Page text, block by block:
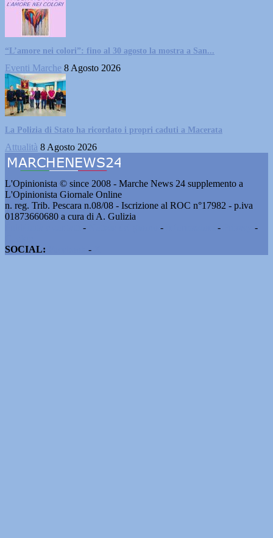
“L’amore nei colori”: fino al 30 agosto la mostra a San...
Eventi Marche 8 Agosto 2026
La Polizia di Stato ha ricordato i propri caduti a Macerata
Attualità 8 Agosto 2026
L'Opinionista © since 2008 - Marche News 24 supplemento a
L'Opinionista Giornale Online
n. reg. Trib. Pescara n.08/08 - Iscrizione al ROC n°17982 - p.iva
01873660680 a cura di A. Gulizia
- - -
-
SOCIAL:
-